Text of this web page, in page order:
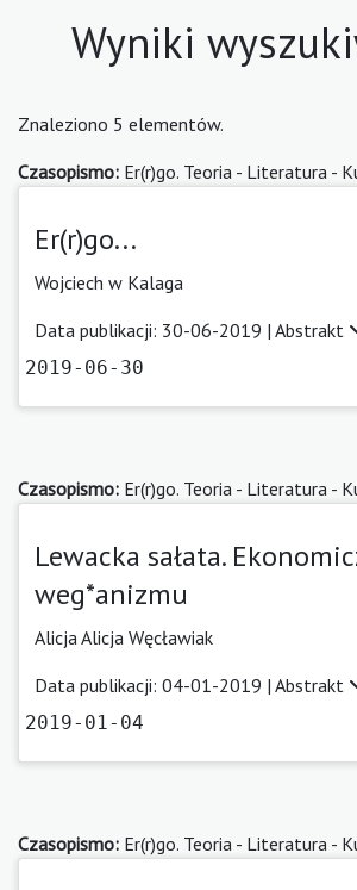
Wyniki
Znaleziono 5 elementów.
Czasopismo: Er(r)go. Teoria - Literatura -
Er(r)go...
Wojciech w Kalaga
Data publikacji: 30-06-2019 | Abstrakt
2019-06-30
Czasopismo: Er(r)go. Teoria - Literatura -
Lewacka sałata.
weg*anizmu
Alicja Alicja Węcławiak
Data publikacji: 04-01-2019 | Abstrakt
2019-01-04
Czasopismo: Er(r)go. Teoria - Literatura -